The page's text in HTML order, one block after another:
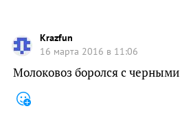
Krazfun
16 марта 2016 в 11:06
Молоковоз боролся с